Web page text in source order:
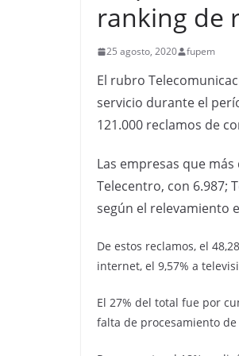
ranking de
25 agosto, 2020 fupem
El rubro
servicio durante el
121.000 reclamos de
Las empresas que
Telecentro, con 6.987;
según el relevamiento
De estos reclamos, el
internet, el 9,57% a
El 27% del total fue por
falta de procesamiento